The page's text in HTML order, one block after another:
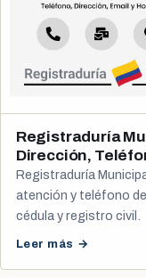
Registraduría
Dirección,
Registraduría
atención y teléfono
cédula y registro civil.
Leer más →